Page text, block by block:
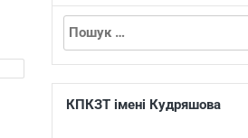
КПКЗТ імені Кудряшова